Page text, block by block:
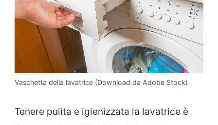
Vaschetta della lavatrice (Download da Adobe Stock)
Tenere pulita e igienizzata la lavatrice è